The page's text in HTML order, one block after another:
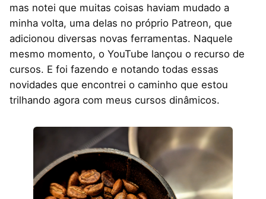
mas notei que muitas coisas haviam mudado a
minha volta, uma delas no próprio Patreon, que
adicionou diversas novas ferramentas. Naquele
mesmo momento, o YouTube lançou o recurso de
cursos. E foi fazendo e notando todas essas
novidades que encontrei o caminho que estou
trilhando agora com meus cursos dinâmicos.